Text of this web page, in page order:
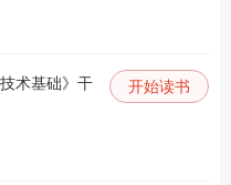
术基础》干
开始读书